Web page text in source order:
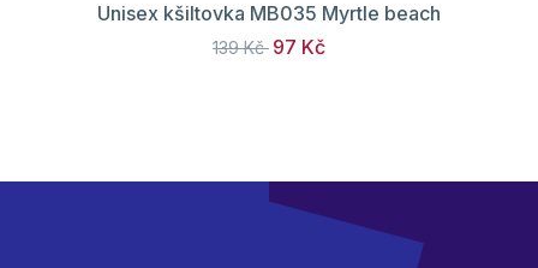
Unisex kšiltovka MB035 Myrtle beach
139 Kč 97 Kč